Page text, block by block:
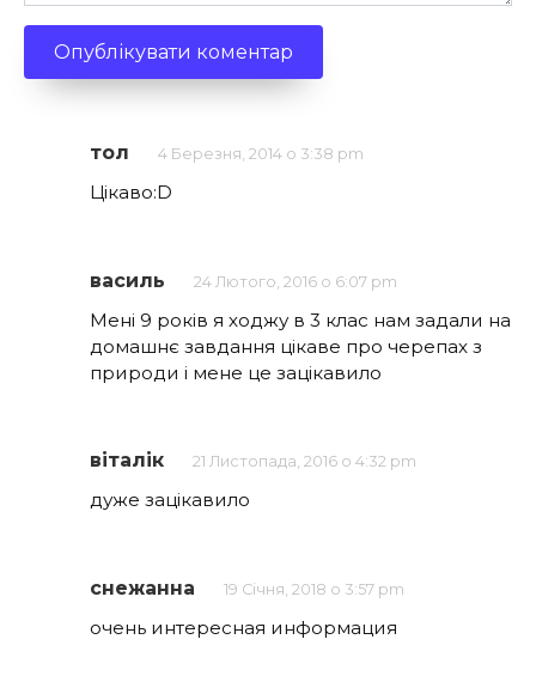
тол 4 Березня, 2014 о 3:38 pm
Цікаво:D
василь 24 Лютого, 2016 о 6:07 pm
Мені 9 років я ходжу в 3 клас нам задали на
домашнє завдання цікаве про черепах з
природи і мене це зацікавило
віталік 21 Листопада, 2016 о 4:32 pm
дуже зацікавило
снежанна 19 Січня, 2018 о 3:57 pm
очень интересная информация